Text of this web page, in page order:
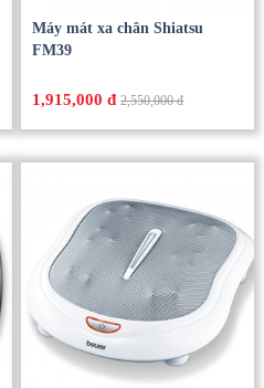
Máy mát xa chân Shiatsu
FM39
1,915,000 đ 2,550,000 đ